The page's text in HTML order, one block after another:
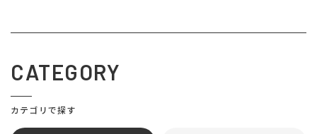
CATEGORY
カテゴリで探す